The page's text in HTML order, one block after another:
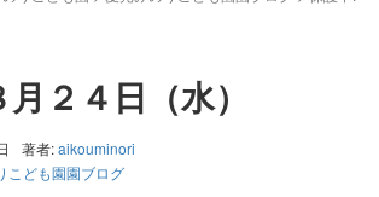
２４日（水）
著者:aikouminori
こども園園ブログ